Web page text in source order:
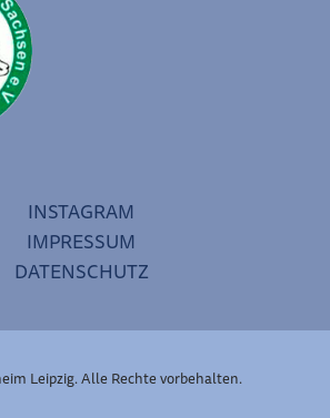
INSTAGRAM
IMPRESSUM
DATENSCHUTZ
Leipzig. Alle Rechte vorbehalten.